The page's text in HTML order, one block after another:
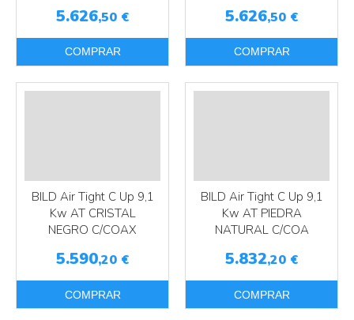
5.626,50 €
COMPRAR
5.626,50 €
COMPRAR
BILD Air Tight C Up 9,1
Kw AT CRISTAL
NEGRO C/COAX
5.590,20 €
COMPRAR
BILD Air Tight C Up 9,1
Kw AT PIEDRA
NATURAL C/COA
5.832,20 €
COMPRAR
Más info Más info
Más info Más info